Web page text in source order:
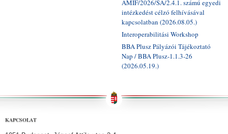
AMIF/2026/SA/2.4.1. számú egyedi
intézkedést célzó felhívásával
kapcsolatban (2026.08.05.)
Interoperabilitási Workshop
BBA Plusz Pályázói Tájékoztató
Nap / BBA Plusz-1.1.3-26
(2026.05.19.)
KAPCSOLAT